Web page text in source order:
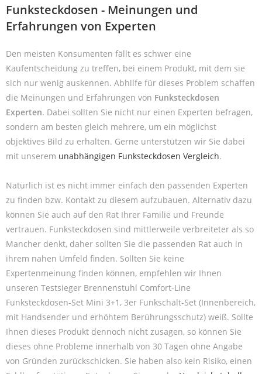
Funksteckdosen - Meinungen und
Erfahrungen von Experten
Den meisten Konsumenten fällt es schwer eine
Kaufentscheidung zu treffen, bei einem Produkt, mit dem sie
sich nur wenig auskennen. Abhilfe für dieses Problem schaffen
die Meinungen und Erfahrungen von Funksteckdosen
Experten. Dabei sollten Sie nicht nur einen Experten befragen,
sondern am besten gleich mehrere, um ein möglichst
objektives Bild zu erhalten. Gerne unterstützen wir Sie dabei
mit unserem unabhängigen Funksteckdosen Vergleich.
Natürlich ist es nicht immer einfach den passenden Experten
zu finden bzw. Kontakt zu diesem aufzubauen. Alternativ dazu
können Sie auch auf den Rat Ihrer Familie und Freunde
vertrauen. Funksteckdosen sind mittlerweile verbreiteter als so
Mancher denkt, daher sollten Sie die passenden Rat auch in
ihrem nahen Umfeld finden. Sollten Sie keine
Expertenmeinung finden können, empfehlen wir Ihnen
unseren Testsieger Brennenstuhl Comfort-Line
Funksteckdosen-Set Mini 3+1, 3er Funkschalt-Set (Innenbereich,
mit Handsender und erhöhtem Berührungsschutz) weiß. Sollte
Ihnen dieses Produkt dennoch nicht zusagen, so können Sie
dieses ohne Probleme innerhalb von 30 Tagen ohne Angabe
von Gründen zurückschicken. Sie haben also kein Risiko, einen